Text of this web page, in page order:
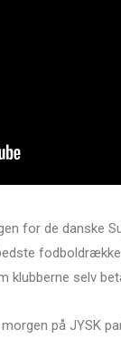
for de danske
klubberne selv
på JYSK